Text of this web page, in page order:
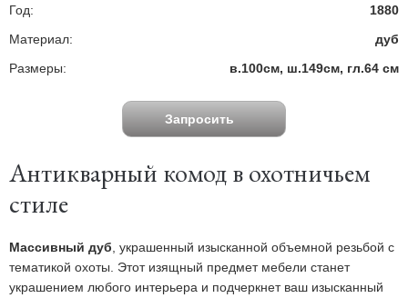
Год:
1880
Материал:
дуб
Размеры:
в.100см, ш.149см, гл.64 см
Запросить
стоимость
Антикварный комод в охотничьем
стиле
Массивный дуб , украшенный изысканной объемной резьбой с
тематикой охоты. Этот изящный предмет мебели станет
украшением любого интерьера и подчеркнет ваш изысканный